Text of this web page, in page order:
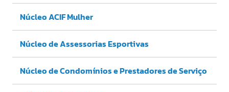
Núcleo ACIF Mulher
Núcleo de Assessorias Esportivas
Núcleo de Condomínios e Prestadores de Serviço